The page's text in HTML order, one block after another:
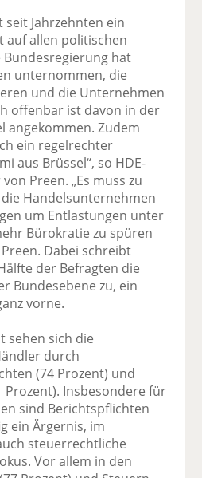
Jahrzehnten ein
auf allen politischen
Bundesregierung hat
unternommen, die
und die Unternehmen
offenbar ist davon in der
angekommen. Zudem
ein regelrechter
aus Brüssel“, so HDE-
Preen. „Es muss zu
Handelsunternehmen
um Entlastungen unter
Bürokratie zu spüren
Dabei schreibt
der Befragten die
Bundesebene zu, ein
vorne.
sehen sich die
durch
(74 Prozent) und
Prozent). Insbesondere für
sind Berichtspflichten
ein Ärgernis, im
steuerrechtliche
Vor allem in den